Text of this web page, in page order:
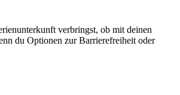
verbringst, ob mit deinen
du Optionen zur Barrierefreiheit oder